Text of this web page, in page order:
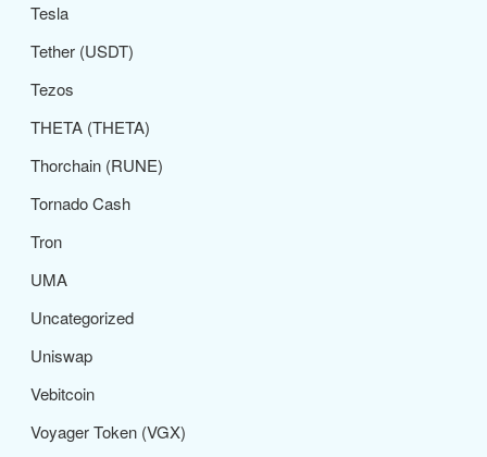
Tesla
Tether (USDT)
Tezos
THETA (THETA)
Thorchain (RUNE)
Tornado Cash
Tron
UMA
Uncategorized
Uniswap
Vebitcoin
Voyager Token (VGX)